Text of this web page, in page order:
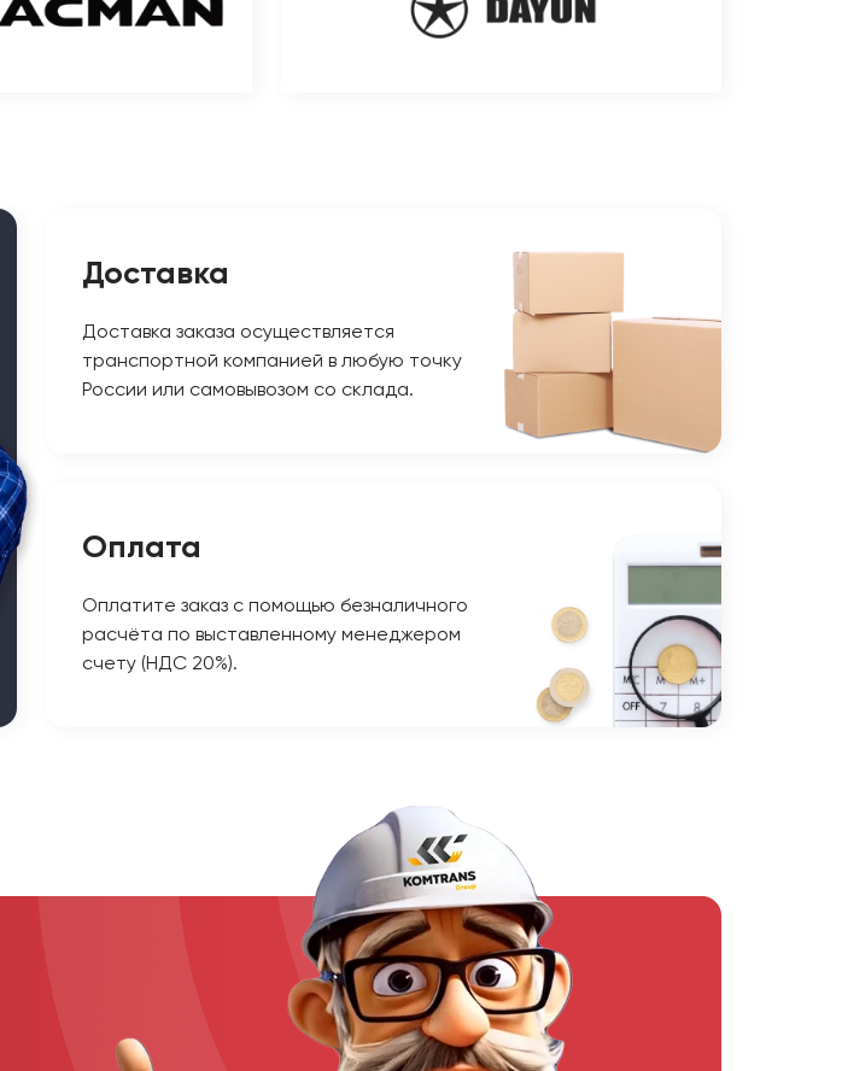
Доставка
Доставка заказа осуществляется
транспортной компанией в любую точку
России или самовывозом со склада.
Оплата
Оплатите заказ с помощью безналичного
расчёта по выставленному менеджером
счету (НДС 20%).